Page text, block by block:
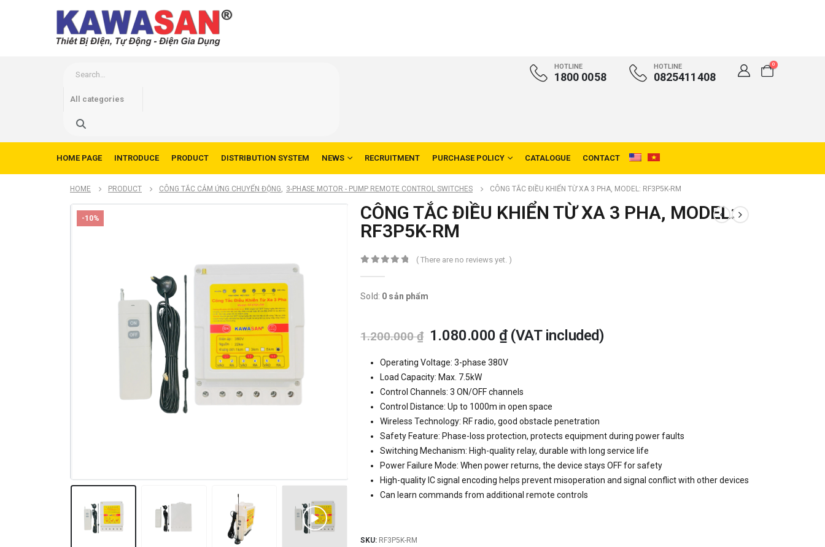
HOTLINE
1800 0058
HOTLINE
0825411408
0
HOME PAGE INTRODUCE PRODUCT DISTRIBUTION SYSTEM NEWS RECRUITMENT PURCHASE POLICY CATALOGUE CONTACT
HOME PRODUCT CÔNG TẮC CẢM ỨNG CHUYỂN ĐỘNG, 3-PHASE MOTOR - PUMP REMOTE CONTROL SWITCHES CÔNG TẮC ĐIỀU KHIỂN TỪ XA 3 PHA, MODEL: RF3P5K-RM
-10%
CÔNG TẮC ĐIỀU KHIỂN TỪ XA 3 PHA, MODEL:
RF3P5K-RM
( There are no reviews yet. )
Sold: 0 sản phẩm
1.200.000₫ 1.080.000₫(VAT included)
Operating Voltage: 3-phase 380V
Load Capacity: Max. 7.5kW
Control Channels: 3 ON/OFF channels
Control Distance: Up to 1000m in open space
Wireless Technology: RF radio, good obstacle penetration
Safety Feature: Phase-loss protection, protects equipment during power faults
Switching Mechanism: High-quality relay, durable with long service life
Power Failure Mode: When power returns, the device stays OFF for safety
High-quality IC signal encoding helps prevent misoperation and signal conflict with other devices
Can learn commands from additional remote controls
SKU: RF3P5K-RM